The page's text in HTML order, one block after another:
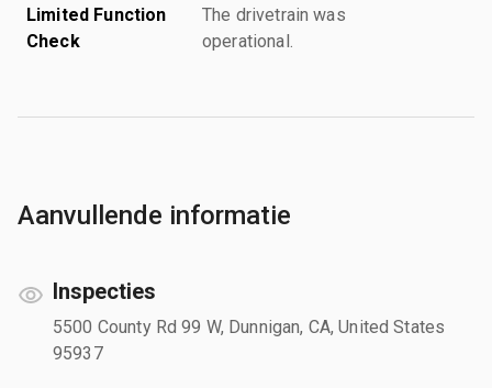
Limited Function
Check
The drivetrain was
operational.
Aanvullende informatie
Inspecties
5500 County Rd 99 W, Dunnigan, CA, United States
95937